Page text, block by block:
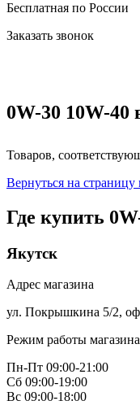
Бесплатная по России
Заказать звонок
0W-30 10W-40
Товаров,
Вернуться на страницу
Где купить
Якутск
Адрес магазина
ул. Покрышкина 5/2,
Режим работы магазина
Пн-Пт 09:00-21:00
Сб 09:00-19:00
Вс 09:00-18:00